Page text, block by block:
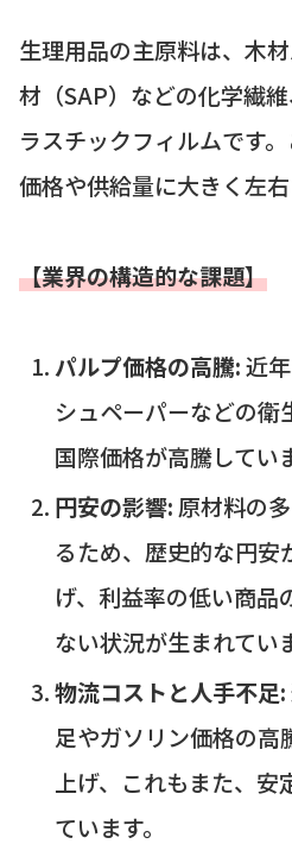
生理用品の主原料は、木
材（SAP）などの化学繊
ラスチックフィルムです
価格や供給量に大きく左右
【業界の構造的な課題】
パルプ価格の高騰:近
シュペーパーなどの衛
国際価格が高騰してい
円安の影響: 原材料の
るため、歴史的な円安
げ、利益率の低い商品
ない状況が生まれてい
物流コストと人手不足:
足やガソリン価格の高
上げ、これもまた、
ています。